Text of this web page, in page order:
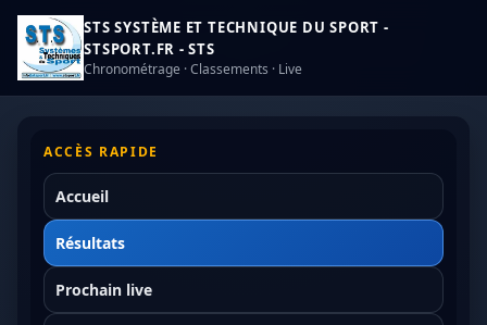
STS SYSTÈME ET TECHNIQUE DU SPORT -
STSPORT.FR - STS
Chronométrage · Classements · Live
ACCÈS RAPIDE
Accueil
Résultats
Prochain live